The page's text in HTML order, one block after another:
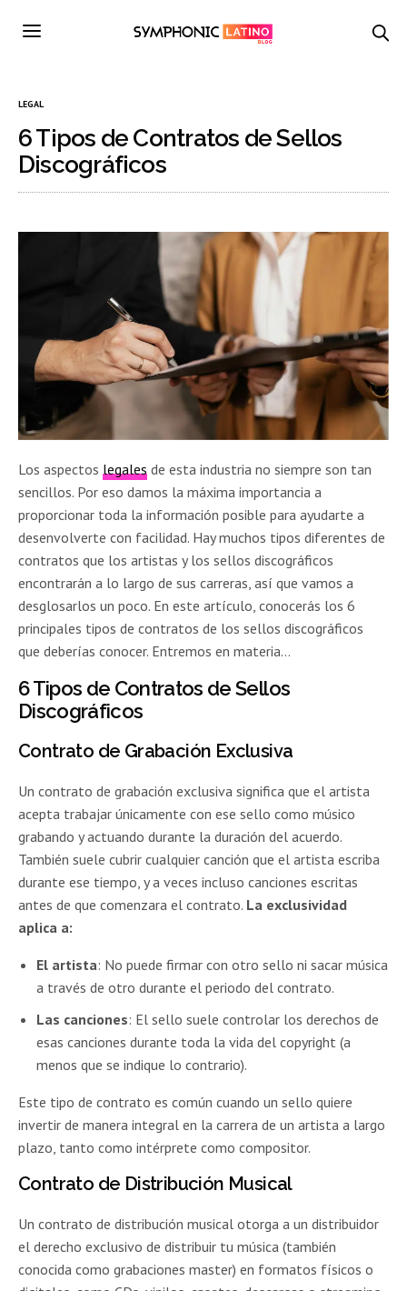
LEGAL
6 Tipos de Contratos de Sellos
Discográficos
Los aspectoslegales de esta industria no siempre son tan
sencillos. Por eso damos la máxima importancia a
proporcionar toda la información posible para ayudarte a
desenvolverte con facilidad. Hay muchos tipos diferentes de
contratos que los artistas y los sellos discográficos
encontrarán a lo largo de sus carreras, así que vamos a
desglosarlos un poco. En este artículo, conocerás los 6
principales tipos de contratos de los sellos discográficos
que deberías conocer. Entremos en materia…
6 Tipos de Contratos de Sellos
Discográficos
Contrato de Grabación Exclusiva
Un contrato de grabación exclusiva significa que el artista
acepta trabajar únicamente con ese sello como músico
grabando y actuando durante la duración del acuerdo.
También suele cubrir cualquier canción que el artista escriba
durante ese tiempo, y a veces incluso canciones escritas
antes de que comenzara el contrato. La exclusividad
aplica a:
El artista: No puede firmar con otro sello ni sacar música
a través de otro durante el periodo del contrato.
Las canciones: El sello suele controlar los derechos de
esas canciones durante toda la vida del copyright (a
menos que se indique lo contrario).
Este tipo de contrato es común cuando un sello quiere
invertir de manera integral en la carrera de un artista a largo
plazo, tanto como intérprete como compositor.
Contrato de Distribución Musical
Un contrato de distribución musical otorga a un distribuidor
el derecho exclusivo de distribuir tu música (también
conocida como grabaciones master) en formatos físicos o